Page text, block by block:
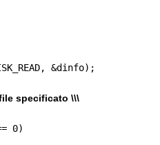
specificato \\\
0)